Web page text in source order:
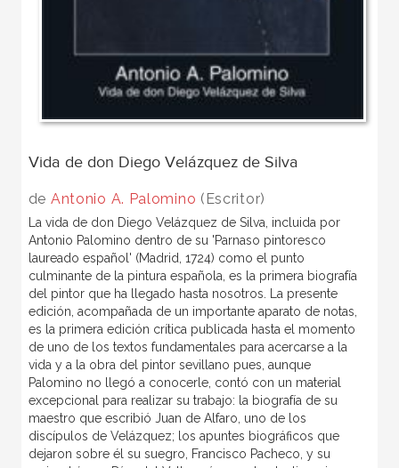
Vida de don Diego Velázquez de Silva
de Antonio A. Palomino (Escritor)
La vida de don Diego Velázquez de Silva, incluida por
Antonio Palomino dentro de su 'Parnaso pintoresco
laureado español' (Madrid, 1724) como el punto
culminante de la pintura española, es la primera biografía
del pintor que ha llegado hasta nosotros. La presente
edición, acompañada de un importante aparato de notas,
es la primera edición crítica publicada hasta el momento
de uno de los textos fundamentales para acercarse a la
vida y a la obra del pintor sevillano pues, aunque
Palomino no llegó a conocerle, contó con un material
excepcional para realizar su trabajo: la biografía de su
maestro que escribió Juan de Alfaro, uno de los
discípulos de Velázquez; los apuntes biográficos que
dejaron sobre él su suegro, Francisco Pacheco, y su